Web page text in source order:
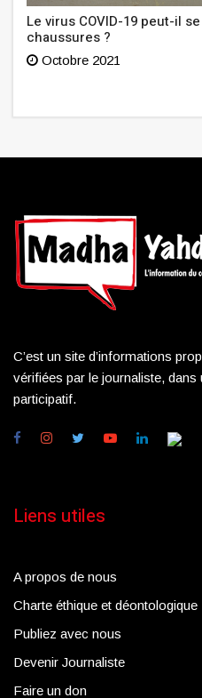
Le virus COVID-19 peut-il
chaussures ?
Octobre 2021
C’est un site d’informations
vérifiées par le journaliste, dans
participatif.
Liens utiles
A propos de nous
Charte éthique et déontologique
Publiez avec nous
Devenir Journaliste
Faire un don